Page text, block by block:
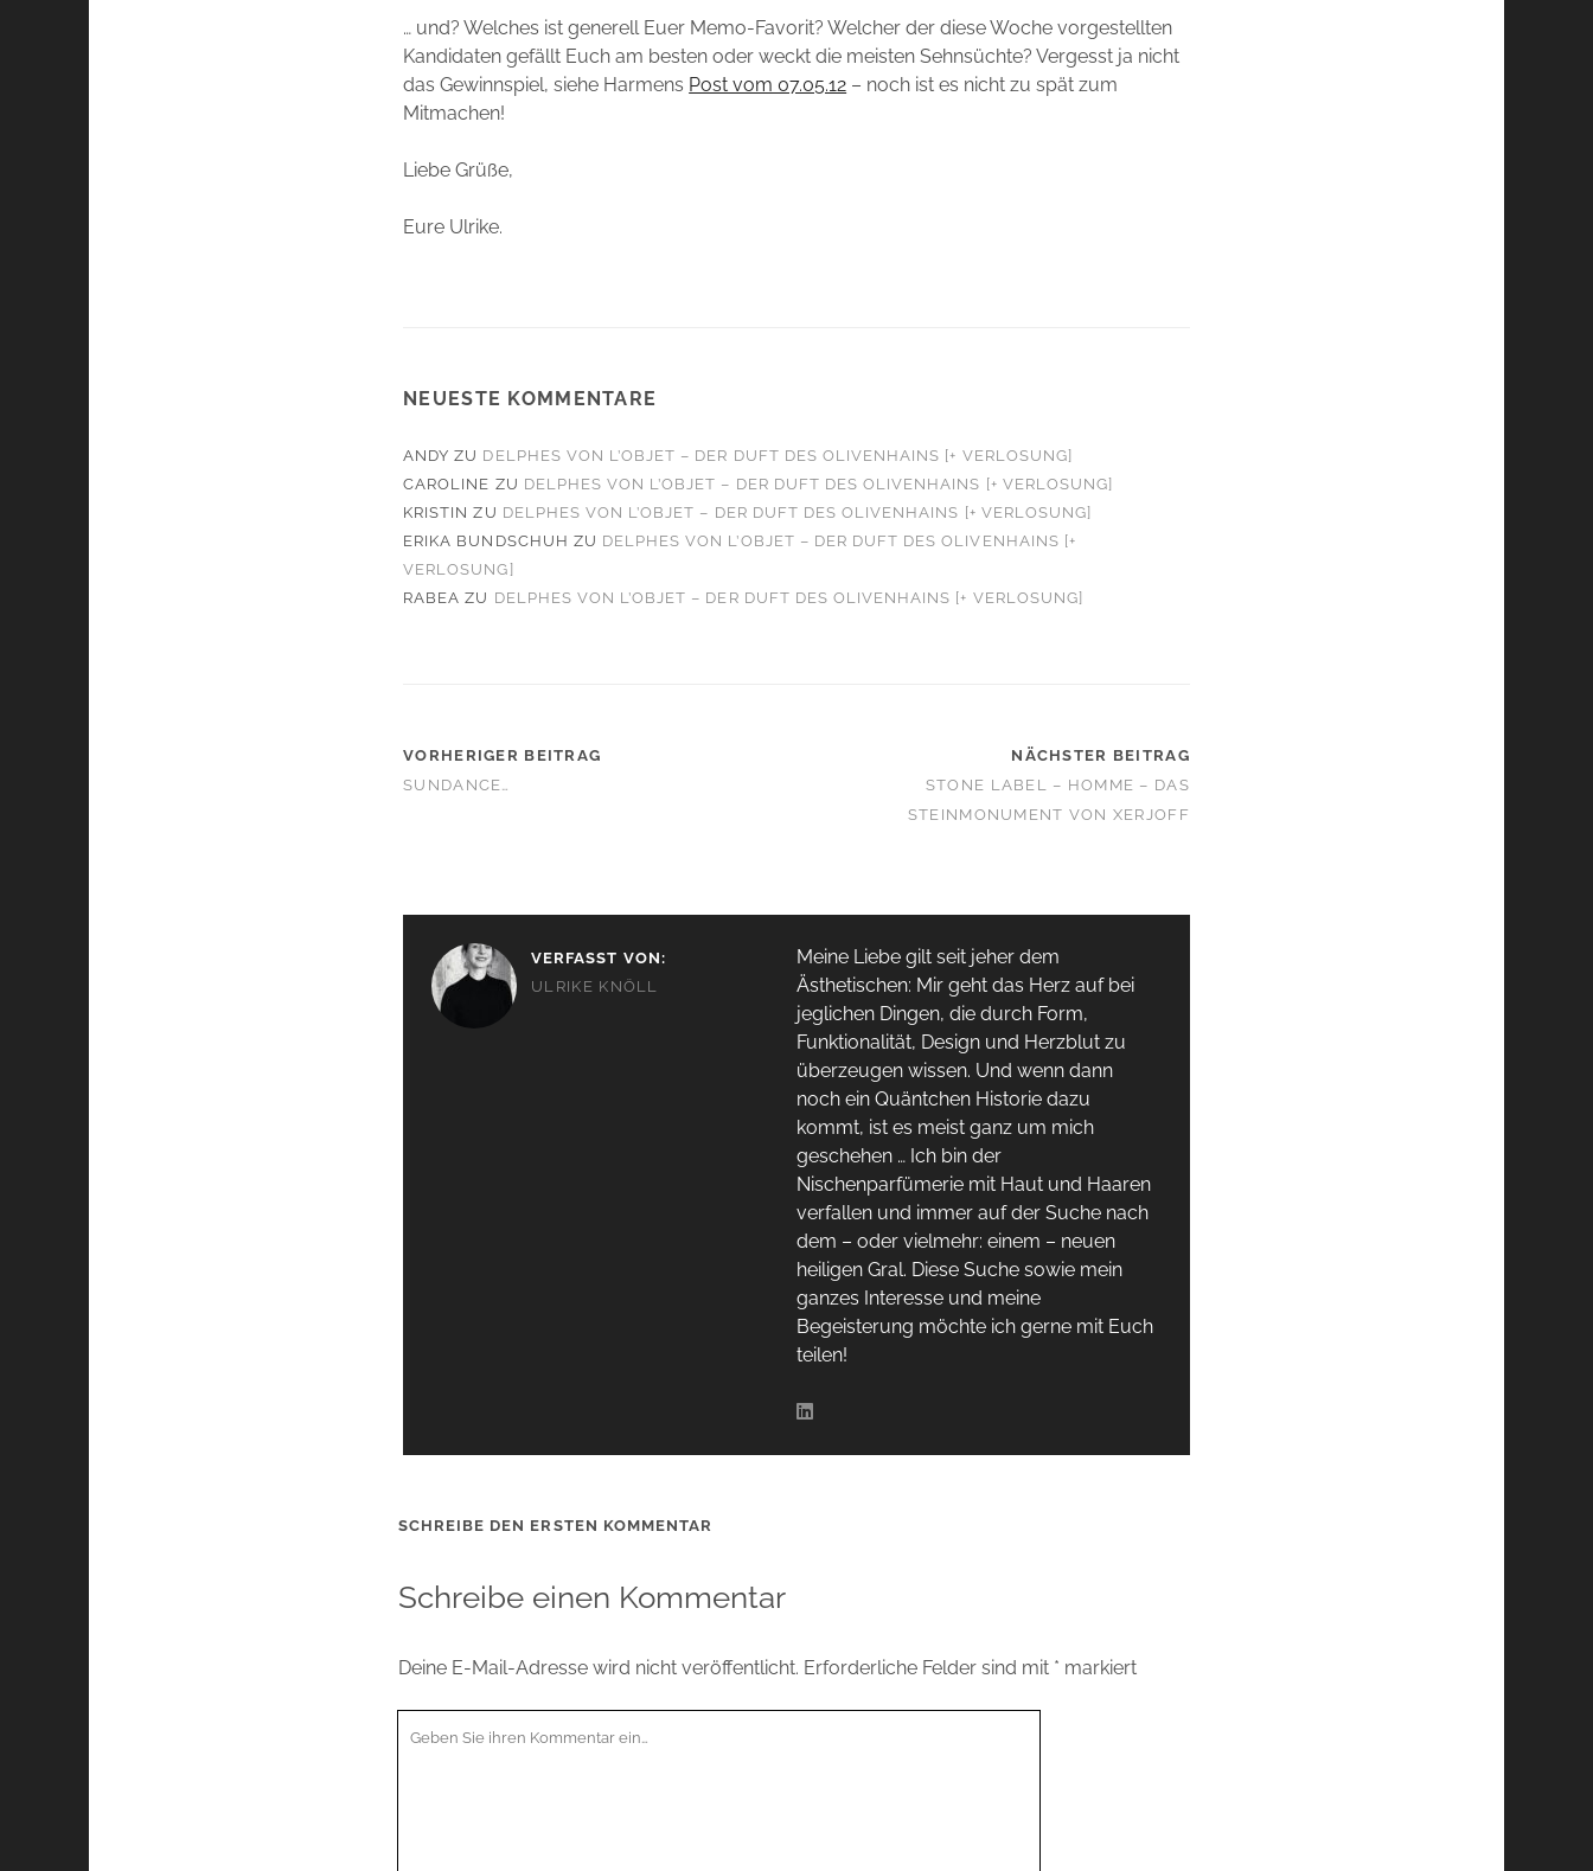
… und? Welches ist generell Euer Memo-Favorit? Welcher der diese Woche vorgestellten
Kandidaten gefällt Euch am besten oder weckt die meisten Sehnsüchte? Vergesst ja nicht
das Gewinnspiel, siehe Harmens Post vom 07.05.12 – noch ist es nicht zu spät zum
Mitmachen!
Liebe Grüße,
Eure Ulrike.
NEUESTE KOMMENTARE
ANDY ZU DELPHES VON L’OBJET – DER DUFT DES OLIVENHAINS [+ VERLOSUNG]
CAROLINE ZU DELPHES VON L’OBJET – DER DUFT DES OLIVENHAINS [+ VERLOSUNG]
KRISTIN ZU DELPHES VON L’OBJET – DER DUFT DES OLIVENHAINS [+ VERLOSUNG]
ERIKA BUNDSCHUH ZU DELPHES VON L’OBJET – DER DUFT DES OLIVENHAINS [+
VERLOSUNG]
RABEA ZU DELPHES VON L’OBJET – DER DUFT DES OLIVENHAINS [+ VERLOSUNG]
VORHERIGER BEITRAG
SUNDANCE…
NÄCHSTER BEITRAG
STONE LABEL – HOMME – DAS
STEINMONUMENT VON XERJOFF
VERFASST VON:
ULRIKE KNÖLL
Meine Liebe gilt seit jeher dem
Ästhetischen: Mir geht das Herz auf bei
jeglichen Dingen, die durch Form,
Funktionalität, Design und Herzblut zu
überzeugen wissen. Und wenn dann
noch ein Quäntchen Historie dazu
kommt, ist es meist ganz um mich
geschehen … Ich bin der
Nischenparfümerie mit Haut und Haaren
verfallen und immer auf der Suche nach
dem – oder vielmehr: einem – neuen
heiligen Gral. Diese Suche sowie mein
ganzes Interesse und meine
Begeisterung möchte ich gerne mit Euch
teilen!
SCHREIBE DEN ERSTEN KOMMENTAR
Schreibe einen Kommentar
Deine E-Mail-Adresse wird nicht veröffentlicht. Erforderliche Felder sind mit * markiert